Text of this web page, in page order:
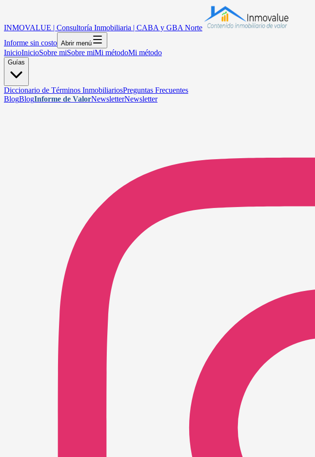
INMOVALUE | Consultoría Inmobiliaria | CABA y GBA Norte
Informe sin costo Abrir menú
InicioInicioSobre miSobre miMi métodoMi método
Guías
Diccionario de Términos InmobiliariosPreguntas Frecuentes
BlogBlogInforme de ValorNewsletterNewsletter